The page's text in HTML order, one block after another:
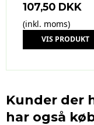
107,50 DKK
(inkl. moms)
VIS PRODUKT
Kunder der
har også